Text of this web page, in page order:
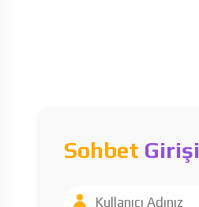
Sohbet Girişi